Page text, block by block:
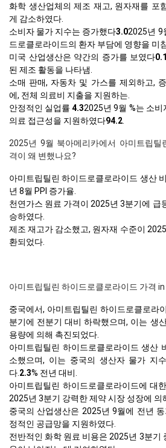
화학 생산업체의 제조 재고, 원자재를 포
게 감소하였다.
소비자 물가 지수는 증가했다3.02025년 9
드로클로라이드의 환자 부담에 영향을 미
미국 산업생산은 약간의 증가를 보였다0.1
된 제조 활동을 나타냄.
소매 판매, 자동차 및 가스를 제외하고,
에, 전체 의료비 지출을 지원하는.
안정적인 실업률4.32025년 9월 %는 소
의료 접근성을 지원하였다94.2
2025년 9월 북아메리카에서 아미트립틸
격이 왜 변했나요?
아미트립틸린 하이드로클로라이드 생산
년 8월 PPI 증가율.
천연가스 원료 가격이 2025년 3분기에 급
승하였다.
제조 재고가 감소했고, 원자재 수준이
환되었다.
아미트립틸린 하이드로클로라이드 가격 in
중국에서, 아미트립틸린 하이드로클로라
분기에 전분기 대비 하락했으며, 이는 생
용량에 의해 촉진되었다.
아미트립틸린 하이드로클로라이드 생산
소했으며, 이는 중국의 생산자 물가 지
다. 2.3% 전년 대비.
아미트립틸린 하이드로클로라이드에 대
2025년 3분기 강력한 제약 시장 성장에 의
중국의 산업생산은 2025년 9월에 전년
정적인 공급망을 지원하였다.
전반적인 화학 원료 비용은 2025년 3분기